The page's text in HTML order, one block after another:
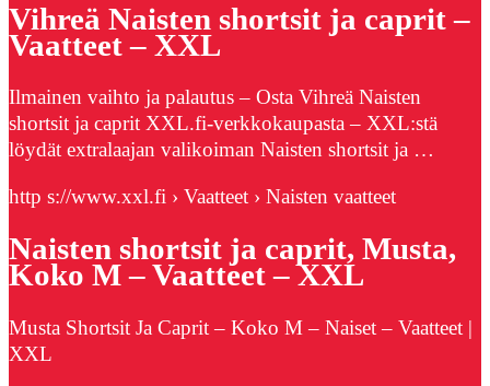
Vihreä Naisten shortsit ja caprit –
Vaatteet – XXL
Ilmainen vaihto ja palautus – Osta Vihreä Naisten
shortsit ja caprit XXL.fi-verkkokaupasta – XXL:stä
löydät extralaajan valikoiman Naisten shortsit ja …
http s://www.xxl.fi › Vaatteet › Naisten vaatteet
Naisten shortsit ja caprit, Musta,
Koko M – Vaatteet – XXL
Musta Shortsit Ja Caprit – Koko M – Naiset – Vaatteet |
XXL